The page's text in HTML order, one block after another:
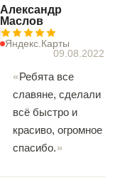
Александр
Маслов
Яндекс.Карты
09.08.2022
Ребята все
славяне, сделали
всё быстро и
красиво, огромное
спасибо.